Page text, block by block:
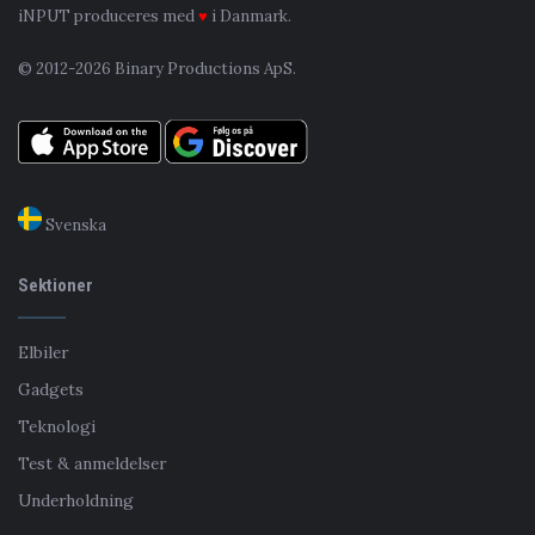
iNPUT produceres med♥ i Danmark.
© 2012-2026 Binary Productions ApS.
Svenska
Sektioner
Elbiler
Gadgets
Teknologi
Test & anmeldelser
Underholdning